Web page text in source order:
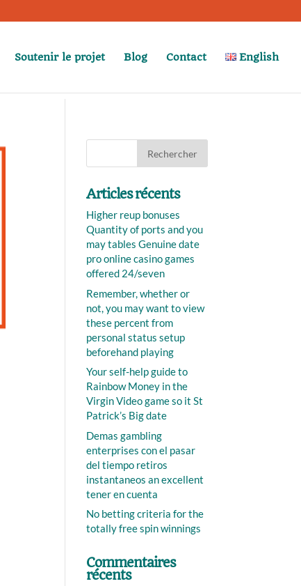
Soutenir le projet Blog Contact English
Articles récents
Higher reup bonuses
Quantity of ports and you
may tables Genuine date
pro online casino games
offered 24/seven
Remember, whether or
not, you may want to view
these percent from
personal status setup
beforehand playing
Your self-help guide to
Rainbow Money in the
Virgin Video game so it St
Patrick’s Big date
Demas gambling
enterprises con el pasar
del tiempo retiros
instantaneos an excellent
tener en cuenta
No betting criteria for the
totally free spin winnings
Commentaires
récents